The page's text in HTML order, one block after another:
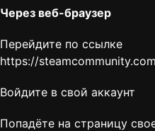
Через веб-браузер
Перейдите по ссылке
https://
Войдите в свой аккаунт
Попадёте на страницу